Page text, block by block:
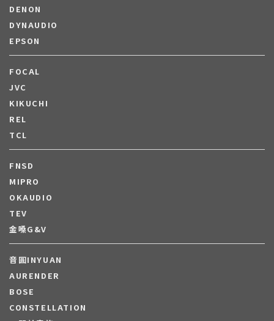
DENON
DYNAUDIO
EPSON
FOCAL
JVC
KIKUCHI
REL
TCL
FNSD
MIPRO
OKAUDIO
TEV
金嗓G&V
音圓INYUAN
AURENDER
BOSE
CONSTELLATION